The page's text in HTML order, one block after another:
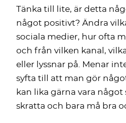
Tänka till lite, är detta
något positivt? Ändra
sociala medier, hur ofta
och från vilken kanal,
eller lyssnar på. Menar
syfta till att man gör
kan lika gärna vara något
skratta och bara må bra